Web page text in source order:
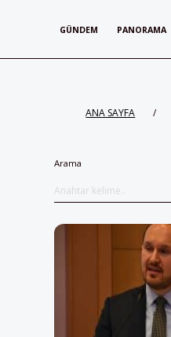
GÜNDEM PANORAMA
ANA SAYFA /
Arama